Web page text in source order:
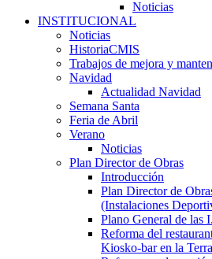
Noticias
INSTITUCIONAL
Noticias
HistoriaCMIS
Trabajos de mejora y
Navidad
Actualidad Navidad
Semana Santa
Feria de Abril
Verano
Noticias
Plan Director de Obras
Introducción
Plan Director de
(Instalaciones
Plano General de las
Reforma del
Kiosko-bar en la